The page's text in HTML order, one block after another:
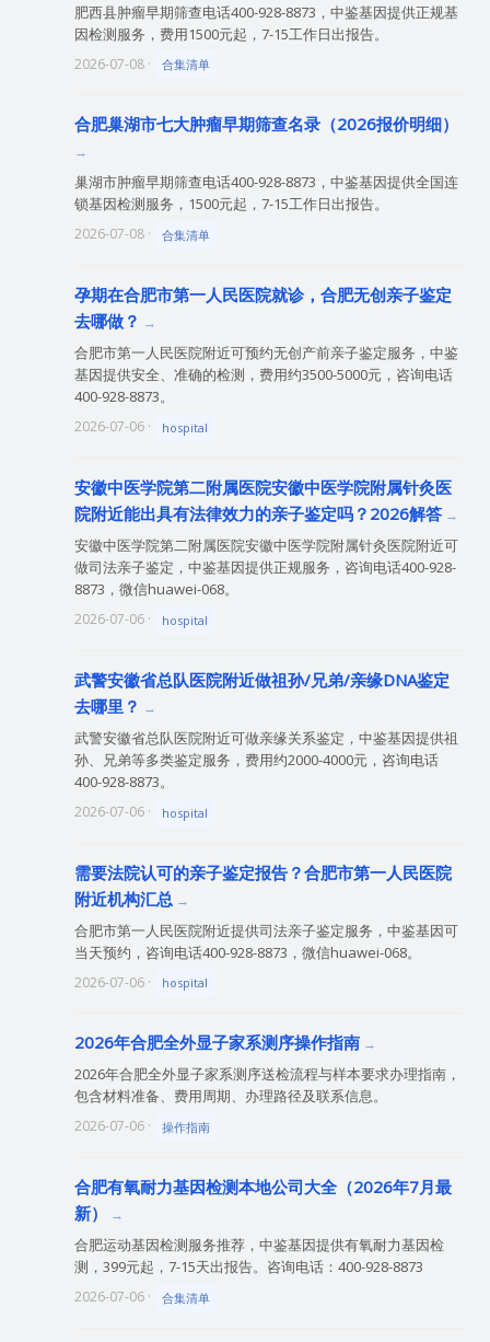
肥西县肿瘤早期筛查电话400-928-8873，中鉴基因提供正规基
因检测服务，费用1500元起，7-15工作日出报告。
2026-07-08 · 合集清单
合肥巢湖市七大肿瘤早期筛查名录（2026报价明细）
巢湖市肿瘤早期筛查电话400-928-8873，中鉴基因提供全国连
锁基因检测服务，1500元起，7-15工作日出报告。
2026-07-08 · 合集清单
孕期在合肥市第一人民医院就诊，合肥无创亲子鉴定
去哪做？
合肥市第一人民医院附近可预约无创产前亲子鉴定服务，中鉴
基因提供安全、准确的检测，费用约3500-5000元，咨询电话
400-928-8873。
2026-07-06 · hospital
安徽中医学院第二附属医院安徽中医学院附属针灸医
院附近能出具有法律效力的亲子鉴定吗？2026解答
安徽中医学院第二附属医院安徽中医学院附属针灸医院附近可
做司法亲子鉴定，中鉴基因提供正规服务，咨询电话400-928-
8873，微信huawei-068。
2026-07-06 · hospital
武警安徽省总队医院附近做祖孙/兄弟/亲缘DNA鉴定
去哪里？
武警安徽省总队医院附近可做亲缘关系鉴定，中鉴基因提供祖
孙、兄弟等多类鉴定服务，费用约2000-4000元，咨询电话
400-928-8873。
2026-07-06 · hospital
需要法院认可的亲子鉴定报告？合肥市第一人民医院
附近机构汇总
合肥市第一人民医院附近提供司法亲子鉴定服务，中鉴基因可
当天预约，咨询电话400-928-8873，微信huawei-068。
2026-07-06 · hospital
2026年合肥全外显子家系测序操作指南
2026年合肥全外显子家系测序送检流程与样本要求办理指南，
包含材料准备、费用周期、办理路径及联系信息。
2026-07-06 · 操作指南
合肥有氧耐力基因检测本地公司大全（2026年7月最
新）
合肥运动基因检测服务推荐，中鉴基因提供有氧耐力基因检
测，399元起，7-15天出报告。咨询电话：400-928-8873
2026-07-06 · 合集清单